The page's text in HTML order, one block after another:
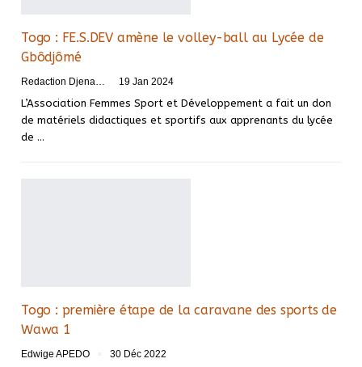
Togo : FE.S.DEV amène le volley-ball au Lycée de
Gbôdjômé
19 Jan 2024
L’Association Femmes Sport et Développement a fait un don
de matériels didactiques et sportifs aux apprenants du lycée
de …
Togo : première étape de la caravane des sports de
Wawa 1
Edwige APEDO 30 Déc 2022